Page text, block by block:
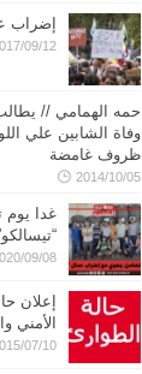
إضراب
09/12
حمه الهمامي //
وفاة الشابين علي
ظروف غامضة
2014/10/05
غدا
09/08
إعلان
الأمني
07/10